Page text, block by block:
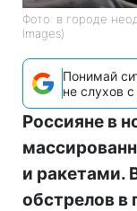
Фото: в городе
Images)
Понимай
не слухов с
Россияне в
и ракетами.
обстрелов в